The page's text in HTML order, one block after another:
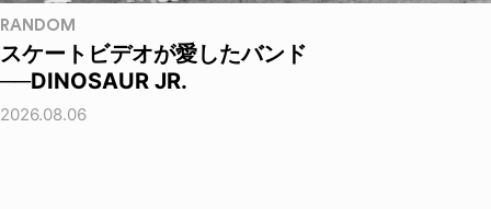
RANDOM
スケートビデオが愛したバンド
──DINOSAUR JR.
2026.08.06